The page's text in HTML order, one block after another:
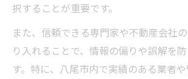
択することが重要です。
また、信頼できる専門家や不動産会社
り入れることで、情報の偏りや誤解を
す。特に、八尾市内で実績のある業者